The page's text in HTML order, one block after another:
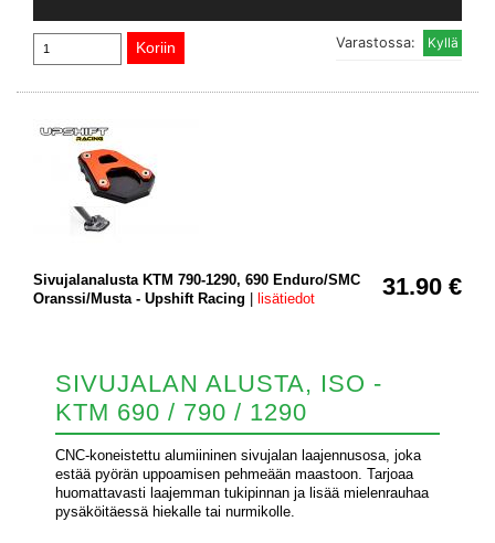
Varastossa:
31.90 €
Sivujalanalusta KTM 790-1290, 690 Enduro/SMC
Oranssi/Musta - Upshift Racing | lisätiedot
SIVUJALAN ALUSTA, ISO -
KTM 690 / 790 / 1290
CNC-koneistettu alumiininen sivujalan laajennusosa, joka
estää pyörän uppoamisen pehmeään maastoon. Tarjoaa
huomattavasti laajemman tukipinnan ja lisää mielenrauhaa
pysäköitäessä hiekalle tai nurmikolle.